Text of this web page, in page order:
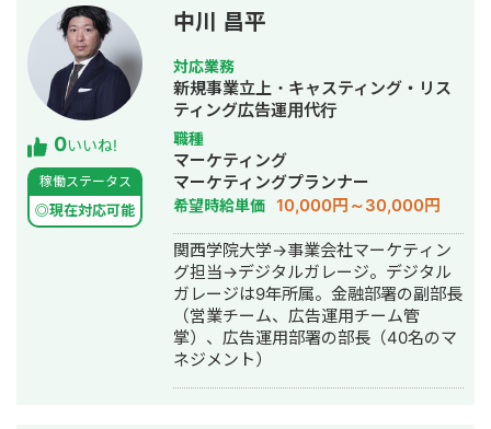
リ・人材採用などの広告運用中） 広告
運用だけではなくインフルエンサーキ
ャスティングからクリエイティブの脚
本作り〜納品までディレクション可能
です。 今流行りのインフルエンサーの
PR 投稿✖︎広告の第三者配信可能です。
Tiktokの運用支援・広告クリエイティ
ブ作成を得意とします。 2022年〜バン
タンクリエイターアカデミー（専門学
校）で講師勤務。 ■広告運用実績 ・
SparkADでCPI平均1500円→1000円台
に。 ■運用代行実績 ・KPI”認知拡大の
ため”「＃」で追いかけ、難易度の高い
アプリの指名タグを200万回再生以上
・不動産お問い合わせ獲得ゴール⇨半
年でLINE追加平均50〜100人/月に ・
Tiktokフォロワー3000人→他SNSに遷
移目標でTwitter1万人・OP300人 飲食
0いいね!
稼働ステータス
◎現在対応可能
中川 昌平
対応業務
新規事業立上・キャスティング・リス
ティング広告運用代行
職種
マーケティング
マーケティングプランナー
希望時給単価 10,000円～30,000円
関西学院大学→事業会社マーケティン
グ担当→デジタルガレージ。デジタル
ガレージは9年所属。金融部署の副部長
（営業チーム、広告運用チーム管
掌）、広告運用部署の部長（40名のマ
ネジメント）